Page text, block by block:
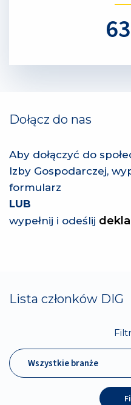
Dołącz do nas
Aby dołączyć do
Izby Gospodarczej,
formularz
LUB
wypełnij i odeślij
Lista członków DIG
Wszystkie branże